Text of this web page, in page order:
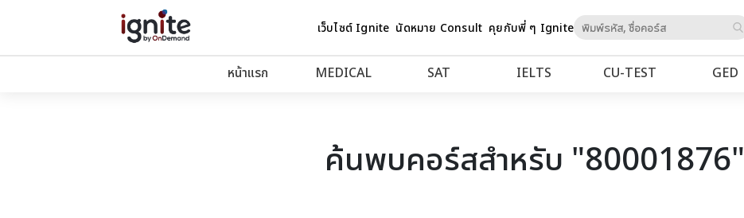
เว็บไซต์ Ignite นัดหมาย Consult คุยกับพี่ ๆ Igniteto
หน้าแรก MEDICAL SAT IELTS CU‑TEST GED
ค้นพบคอร์สสำหรับ "80001876"